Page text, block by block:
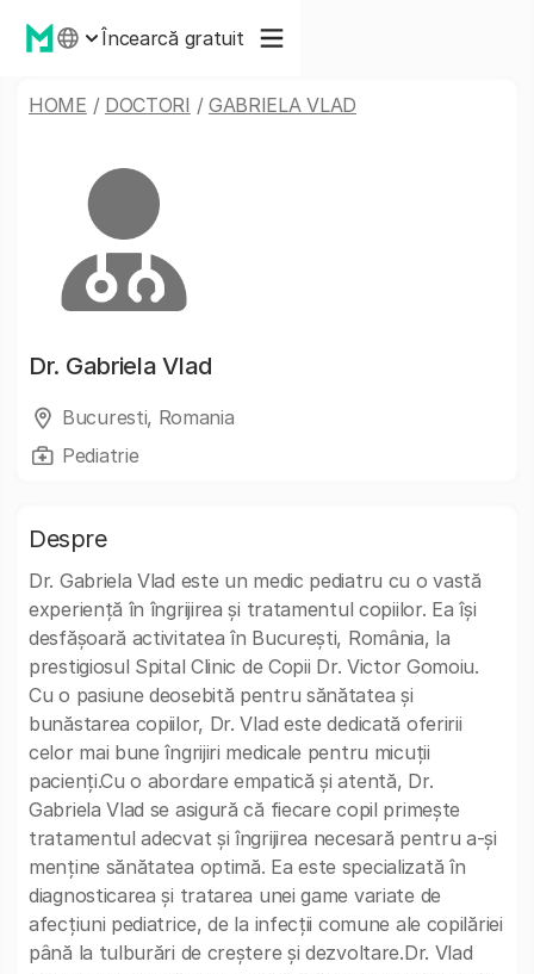
Încearcă gratuit
HOME / DOCTORI / GABRIELA VLAD
Dr. Gabriela Vlad
Bucuresti, Romania
Pediatrie
Despre
Dr. Gabriela Vlad este un medic pediatru cu o vastă
experiență în îngrijirea și tratamentul copiilor. Ea își
desfășoară activitatea în București, România, la
prestigiosul Spital Clinic de Copii Dr. Victor Gomoiu.
Cu o pasiune deosebită pentru sănătatea și
bunăstarea copiilor, Dr. Vlad este dedicată oferirii
celor mai bune îngrijiri medicale pentru micuții
pacienți.Cu o abordare empatică și atentă, Dr.
Gabriela Vlad se asigură că fiecare copil primește
tratamentul adecvat și îngrijirea necesară pentru a-și
menține sănătatea optimă. Ea este specializată în
diagnosticarea și tratarea unei game variate de
afecțiuni pediatrice, de la infecții comune ale copilăriei
până la tulburări de creștere și dezvoltare.Dr. Vlad